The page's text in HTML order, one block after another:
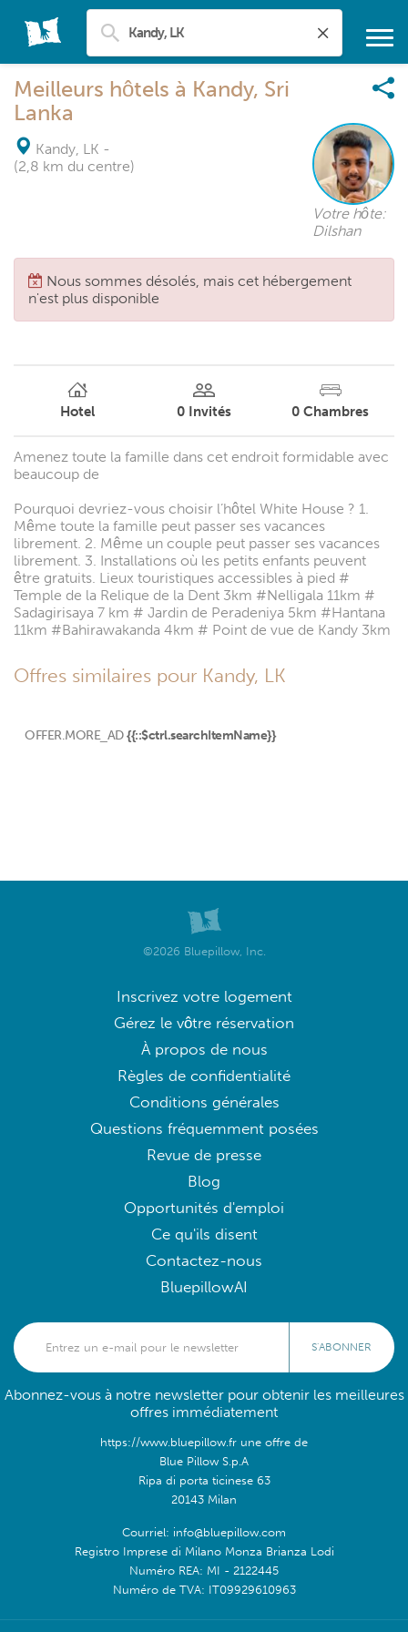
Meilleurs hôtels à Kandy, Sri
Lanka
Kandy, LK -
(2,8 km du centre)
Votre hôte:
Dilshan
Nous sommes désolés, mais cet hébergement
n'est plus disponible
Hotel 0 Invités 0 Chambres
Amenez toute la famille dans cet endroit formidable avec
beaucoup de
Pourquoi devriez-vous choisir l’hôtel White House ? 1.
Même toute la famille peut passer ses vacances
librement. 2. Même un couple peut passer ses vacances
librement. 3. Installations où les petits enfants peuvent
être gratuits. Lieux touristiques accessibles à pied #
Temple de la Relique de la Dent 3km #Nelligala 11km #
Sadagirisaya 7 km # Jardin de Peradeniya 5km #Hantana
11km #Bahirawakanda 4km # Point de vue de Kandy 3km
Offres similaires pour Kandy, LK
OFFER.MORE_AD {{::$ctrl.searchItemName}}
©2026 Bluepillow, Inc.
Inscrivez votre logement
Gérez le vôtre réservation
À propos de nous
Règles de confidentialité
Conditions générales
Questions fréquemment posées
Revue de presse
Blog
Opportunités d'emploi
Ce qu'ils disent
Contactez-nous
BluepillowAI
S'ABONNER
Abonnez-vous à notre newsletter pour obtenir les meilleures
offres immédiatement
https://www.bluepillow.fr une offre de
Blue Pillow S.p.A
Ripa di porta ticinese 63
20143 Milan
Courriel: info@bluepillow.com
Registro Imprese di Milano Monza Brianza Lodi
Numéro REA: MI - 2122445
Numéro de TVA: IT09929610963